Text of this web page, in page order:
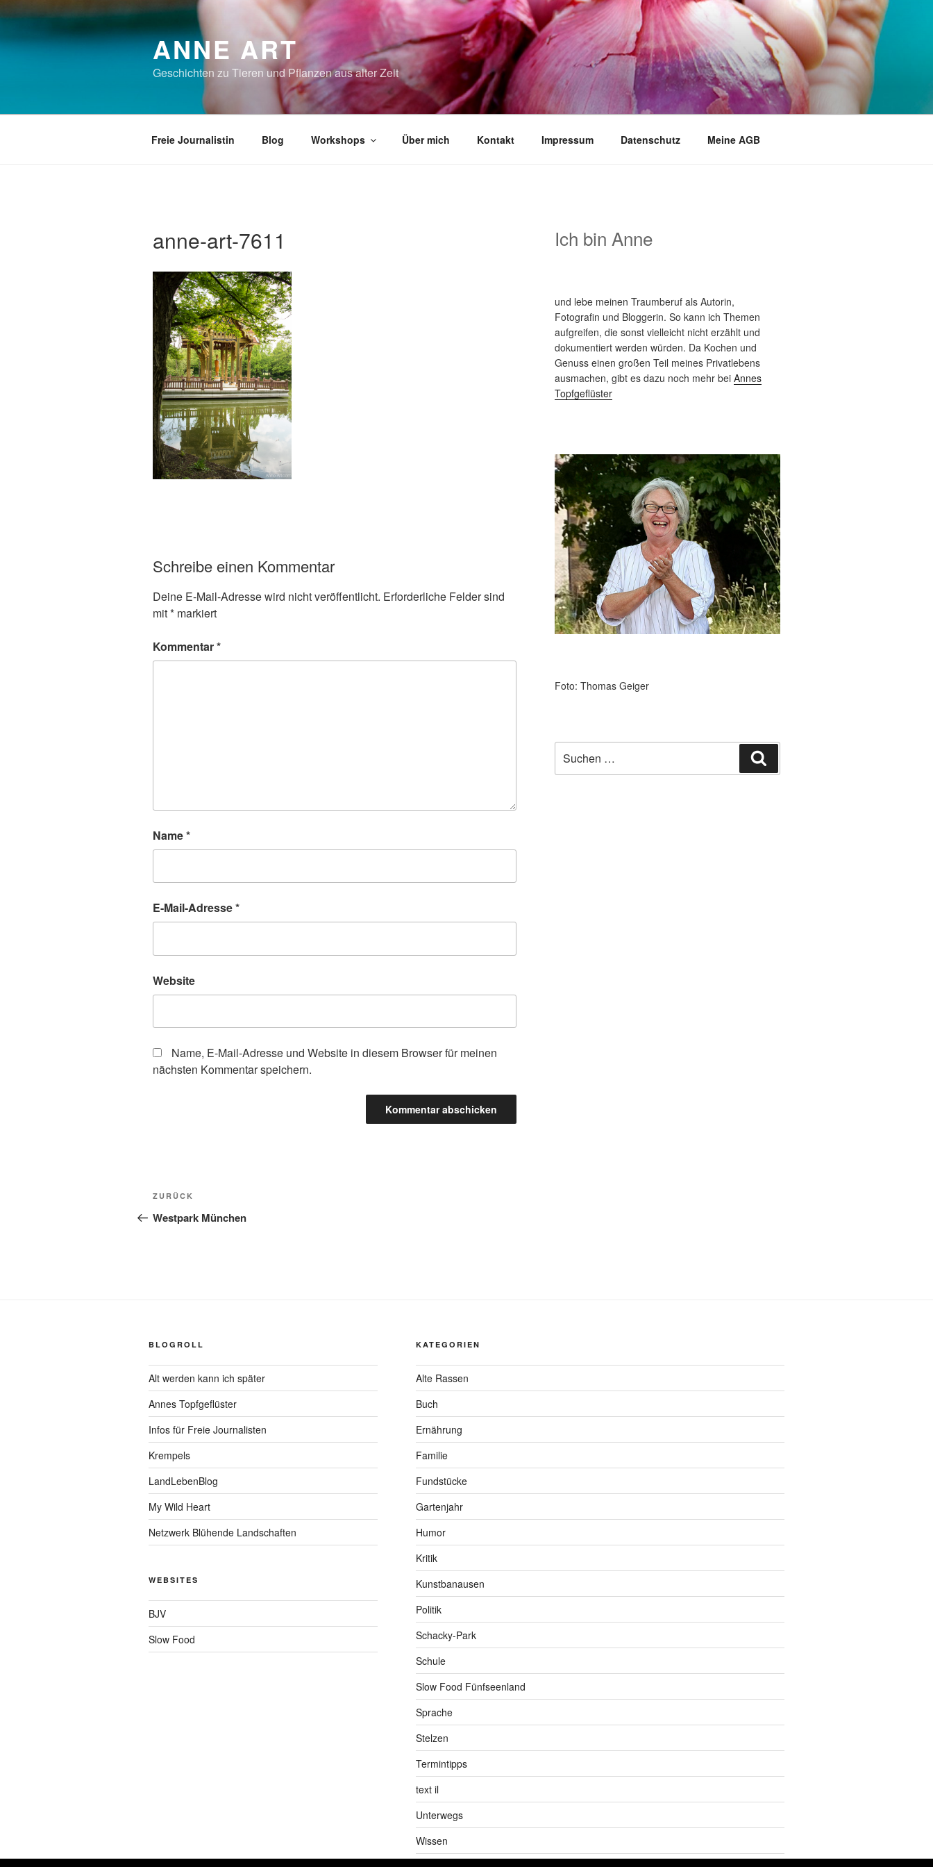
Zum
Inhalt
springen
ANNE ART
Geschichten zu Tieren und Pflanzen aus alter Zeit
Freie Journalistin Blog Workshops Über mich Kontakt Impressum Datenschutz Meine AGB
anne-art-7611
Schreibe einen Kommentar
Deine E-Mail-Adresse wird nicht veröffentlicht. Erforderliche Felder sind
mit* markiert
Kommentar*
Name*
E-Mail-Adresse*
Website
Name, E-Mail-Adresse und Website in diesem Browser für meinen
nächsten Kommentar speichern.
Beitragsnavigation
Vorheriger
Beitrag
ZURÜCK
Westpark München
Ich bin Anne
und lebe meinen Traumberuf als Autorin,
Fotografin und Bloggerin. So kann ich Themen
aufgreifen, die sonst vielleicht nicht erzählt und
dokumentiert werden würden. Da Kochen und
Genuss einen großen Teil meines Privatlebens
ausmachen, gibt es dazu noch mehr bei Annes
Topfgeflüster
Foto: Thomas Geiger
nach:
BLOGROLL
Alt werden kann ich später
Annes Topfgeflüster
Infos für Freie Journalisten
Krempels
LandLebenBlog
My Wild Heart
Netzwerk Blühende Landschaften
WEBSITES
BJV
Slow Food
KATEGORIEN
Alte Rassen
Buch
Ernährung
Familie
Fundstücke
Gartenjahr
Humor
Kritik
Kunstbanausen
Politik
Schacky-Park
Schule
Slow Food Fünfseenland
Sprache
Stelzen
Termintipps
text il
Unterwegs
Wissen